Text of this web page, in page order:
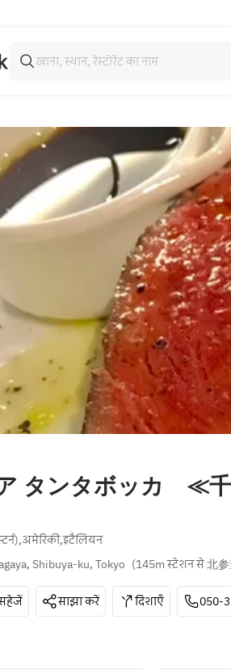
タンタボッカ ≪
,अमेरिकी,इटैलियन
Shibuya-ku, Tokyo (145m स्टेशन से 北参
साझा करें दिशाएँ 050-